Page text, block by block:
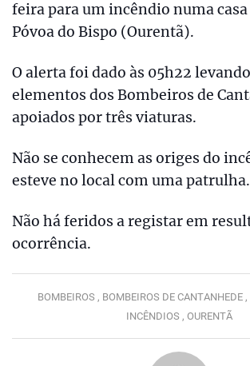
feira para um incêndio numa
Póvoa do Bispo (Ourentã).
O alerta foi dado às 05h22
elementos dos Bombeiros de
apoiados por três viaturas.
Não se conhecem as origes do
esteve no local com uma patrulha.
Não há feridos a registar em
ocorrência.
BOMBEIROS , BOMBEIROS DE CANTANHEDE ,
INCÊNDIOS , OURENTÃ